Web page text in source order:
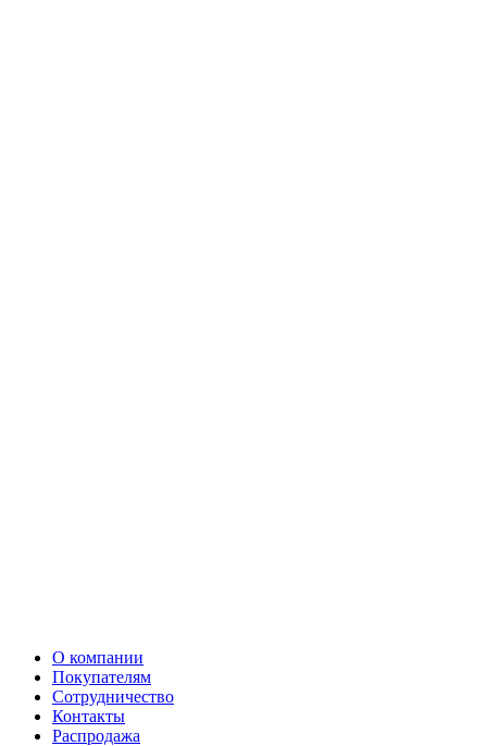
О компании
Покупателям
Сотрудничество
Контакты
Распродажа